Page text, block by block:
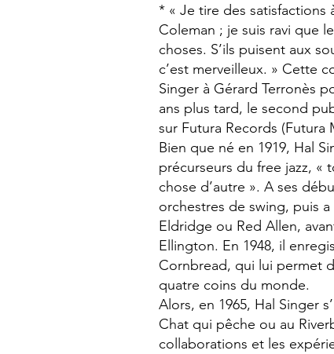
* « Je tire des satisfactions
Coleman ; je suis ravi que
choses. S’ils puisent aux
c’est merveilleux. » Cette
Singer à Gérard Terronès
ans plus tard, le second
sur Futura Records (Futura
Bien que né en 1919, Hal
précurseurs du free jazz, «
chose d’autre ». A ses
orchestres de swing, puis
Eldridge ou Red Allen,
Ellington. En 1948, il
Cornbread, qui lui permet
quatre coins du monde.
Alors, en 1965, Hal Singer
Chat qui pêche ou au
collaborations et les